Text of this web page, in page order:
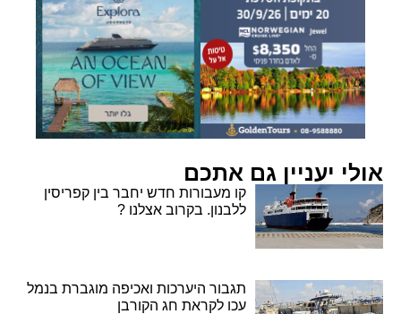
אולי יעניין גם אתכם
קו מעבורות חדש יחבר בין קפריסין
ללבנון. בקרוב אצלנו ?
תגבור היערכות ואכיפה מוגברת בנמל
עכו לקראת חג הקורבן